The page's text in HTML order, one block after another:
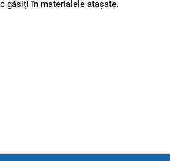
găsiți în materialele atașate.